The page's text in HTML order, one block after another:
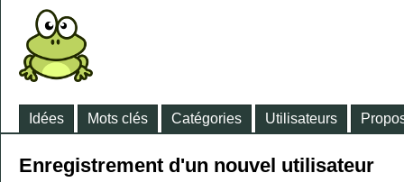
Idées Mots clés Catégories Utilisateurs
Enregistrement d'un nouvel utilisateur